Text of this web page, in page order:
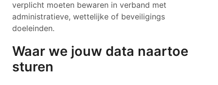
verplicht moeten bewaren in verband met
administratieve, wettelijke of beveiligings
doeleinden.
Waar we jouw data naartoe
sturen